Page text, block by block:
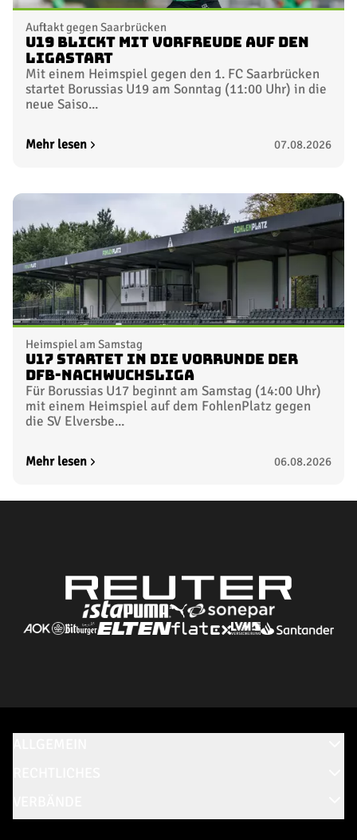
Auftakt gegen Saarbrücken
U19 blickt mit Vorfreude auf den
Ligastart
Mit einem Heimspiel gegen den 1. FC Saarbrücken
startet Borussias U19 am Sonntag (11:00 Uhr) in die
neue Saiso...
Mehr lesen 07.08.2026
Heimspiel am Samstag
U17 startet in die Vorrunde der
DFB-Nachwuchsliga
Für Borussias U17 beginnt am Samstag (14:00 Uhr)
mit einem Heimspiel auf dem FohlenPlatz gegen
die SV Elversbe...
Mehr lesen 06.08.2026